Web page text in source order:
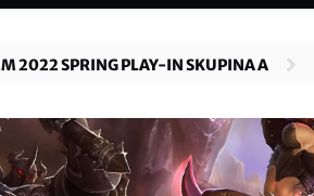
2022 SPRING PLAY-IN SKUPINA A